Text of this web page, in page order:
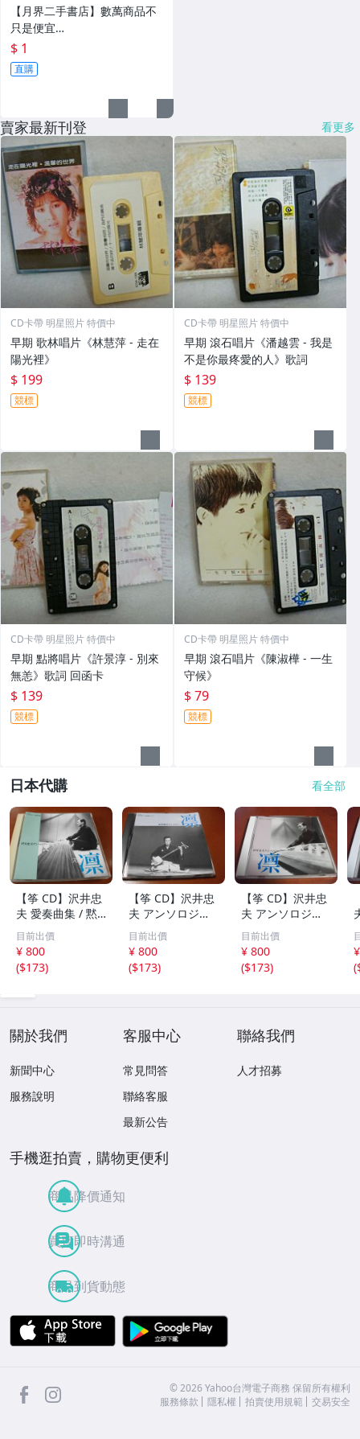
【月界二手書店】數萬商品不
只是便宜…
$ 1
直購
賣家最新刊登 看更多
CD卡帶 明星照片 特價中
早期 歌林唱片《林慧萍 - 走在
陽光裡》
$ 199
競標
CD卡帶 明星照片 特價中
早期 滾石唱片《潘越雲 - 我是
不是你最疼愛的人》歌詞
$ 139
競標
CD卡帶 明星照片 特價中
早期 點將唱片《許景淳 - 別來
無恙》歌詞 回函卡
$ 139
競標
CD卡帶 明星照片 特價中
早期 滾石唱片《陳淑樺 - 一生
守候》
$ 79
競標
日本代購 看全部
【筝 CD】沢井忠
夫 愛奏曲集 / 黙
示 、波 、二つの
相 、箏二重奏ソ
ナタ 杵屋正邦 、
入野義朗 、小野
目前出價
¥ 800
($173)
【筝 CD】沢井忠
夫 アンソロジー
「凜」からの分売
沢井忠夫作品集
ライブ 風衣、水
の声、枯野砧、五
目前出價
¥ 800
($173)
【筝 CD】沢井忠
夫 アンソロジー
「凜」からの分売
沢井忠夫 作品集
第三集 “光る海”
（限定販売） 200
目前出價
¥ 800
($173)
(
關於我們
新聞中心
服務說明
客服中心
常見問答
聯絡客服
最新公告
聯絡我們
人才招募
手機逛拍賣，購物更便利
商品降價通知
買賣即時溝通
商品到貨動態
APP Store
facebook ©2026 Yahoo台灣電子商務 保留所有權利
服務條款
隱私權 拍賣使用規範 交易安全